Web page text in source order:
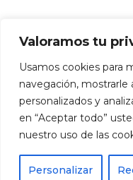
Valoramos tu
Usamos cookies para
navegación,
personalizados y
en “Aceptar todo”
nuestro uso de las
Personalizar